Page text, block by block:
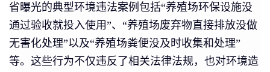
省曝光的典型环境违法案例包括“养殖场环保设施没
通过验收就投入使用”、“养殖场废弃物直接排放没做
无害化处理”以及“养殖场粪便没及时收集和处理”
等。这些行为不仅违反了相关法律法规，也对环境造